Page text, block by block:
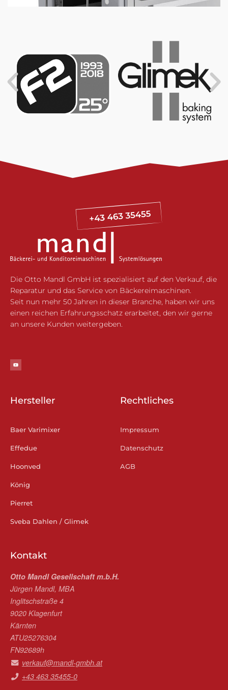
Die Otto Mandl GmbH ist spezialisiert auf den Verkauf, die
Reparatur und das Service von Bäckereimaschinen.
Seit nun mehr 50 Jahren in dieser Branche, haben wir uns
einen reichen Erfahrungsschatz erarbeitet, den wir gerne
an unsere Kunden weitergeben.
u
t
u
Hersteller
Baer Varimixer
Effedue
Hoonved
König
Pierret
Sveba Dahlen / Glimek
Rechtliches
Impressum
Datenschutz
AGB
Kontakt
Otto Mandl Gesellschaft m.b.H.
Jürgen Mandl, MBA
Inglitschstraße 4
9020 Klagenfurt
Kärnten
ATU25276304
FN92689h
verkauf@mandl-gmbh.at
+43 463 35455-0